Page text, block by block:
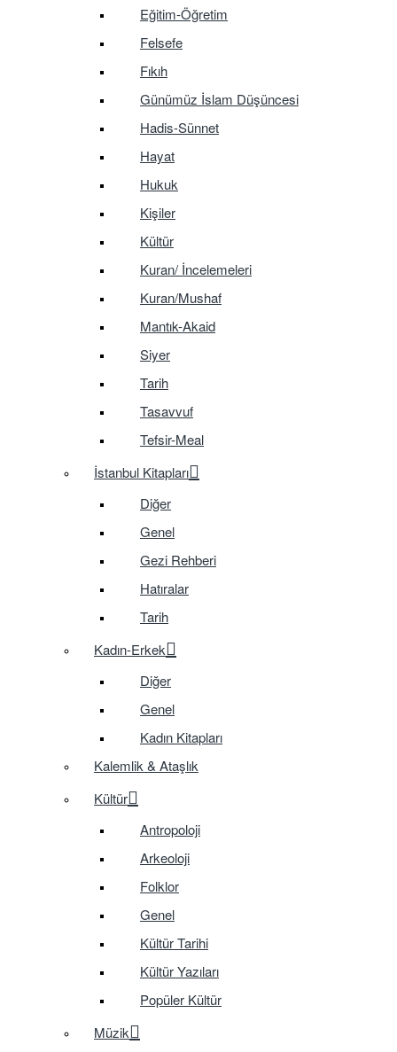
Eğitim-Öğretim
Felsefe
Fıkıh
Günümüz İslam Düşüncesi
Hadis-Sünnet
Hayat
Hukuk
Kişiler
Kültür
Kuran/ İncelemeleri
Kuran/Mushaf
Mantık-Akaid
Siyer
Tarih
Tasavvuf
Tefsir-Meal
İstanbul Kitapları
Diğer
Genel
Gezi Rehberi
Hatıralar
Tarih
Kadın-Erkek
Diğer
Genel
Kadın Kitapları
Kalemlik & Ataşlık
Kültür
Antropoloji
Arkeoloji
Folklor
Genel
Kültür Tarihi
Kültür Yazıları
Popüler Kültür
Müzik